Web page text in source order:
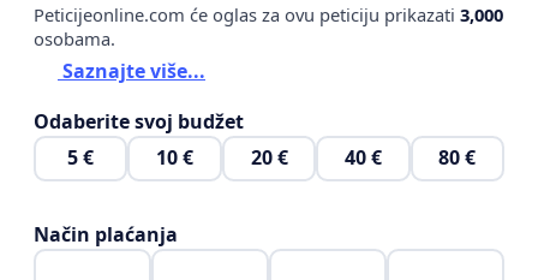
Peticijeonline.com će oglas za ovu peticiju prikazati 3,000
osobama.
Saznajte više...
Odaberite svoj budžet
5 €
10 € 20 € 40 € 80 €
Način plaćanja